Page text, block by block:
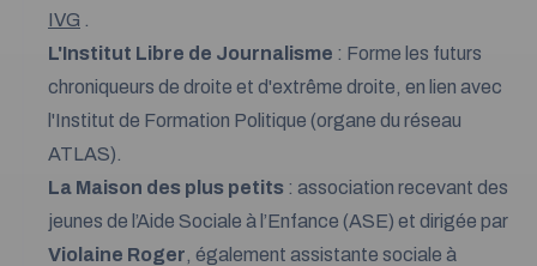
IVG
L'Institut Libre de Journalisme : Forme les futurs
chroniqueurs de droite et d'extrême droite, en lien avec
l'Institut de Formation Politique (organe du réseau
ATLAS).
La Maison des plus petits : association recevant des
jeunes de l’Aide Sociale à l’Enfance (ASE) et dirigée par
Violaine Roger , également assistante sociale à